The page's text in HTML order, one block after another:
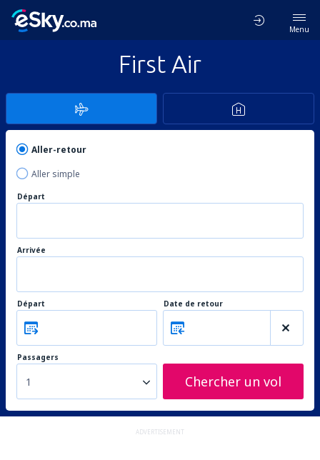
Menu
First Air
Aller-retour
Aller simple
Départ
Arrivée
Départ Date de retour
Passagers
1 Chercher un vol
ADVERTISEMENT